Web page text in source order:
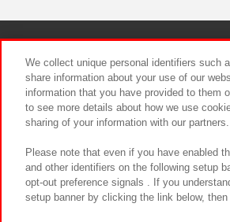
We collect unique personal identifiers such
share information about your use of our
information that you have provided to
to see more details about how we use
sharing of your information with our
Please note that even if you have enabled
and other identifiers on the following setup
opt-out preference signals . If you
setup banner by clicking the link below,